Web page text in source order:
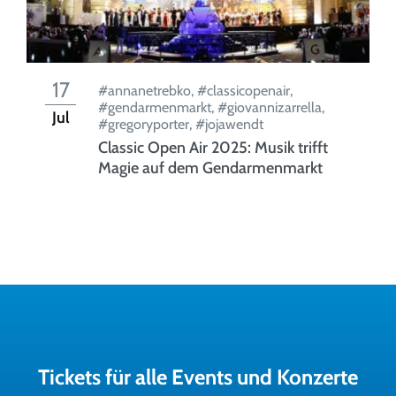
17
Jul
#annanetrebko, #classicopenair,
#gendarmenmarkt, #giovannizarrella,
#gregoryporter, #jojawendt
Classic Open Air 2025: Musik trifft
Magie auf dem Gendarmenmarkt
Tickets für alle Events und Konzerte